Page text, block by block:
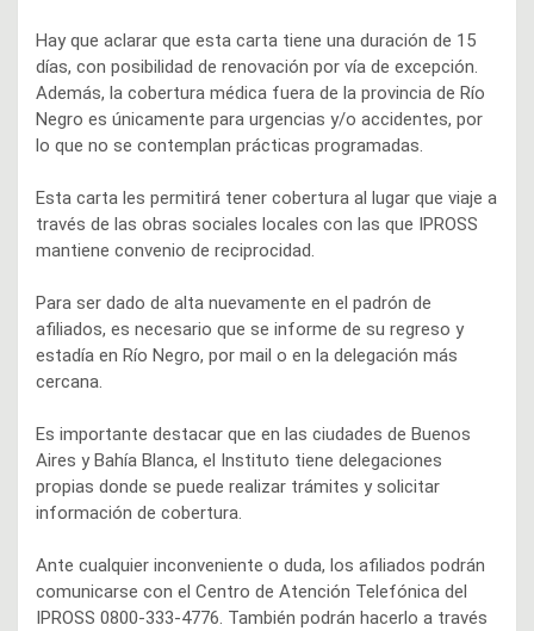
Hay que aclarar que esta carta tiene una duración de 15
días, con posibilidad de renovación por vía de excepción.
Además, la cobertura médica fuera de la provincia de Río
Negro es únicamente para urgencias y/o accidentes, por
lo que no se contemplan prácticas programadas.
Esta carta les permitirá tener cobertura al lugar que viaje a
través de las obras sociales locales con las que IPROSS
mantiene convenio de reciprocidad.
Para ser dado de alta nuevamente en el padrón de
afiliados, es necesario que se informe de su regreso y
estadía en Río Negro, por mail o en la delegación más
cercana.
Es importante destacar que en las ciudades de Buenos
Aires y Bahía Blanca, el Instituto tiene delegaciones
propias donde se puede realizar trámites y solicitar
información de cobertura.
Ante cualquier inconveniente o duda, los afiliados podrán
comunicarse con el Centro de Atención Telefónica del
IPROSS 0800-333-4776. También podrán hacerlo a través